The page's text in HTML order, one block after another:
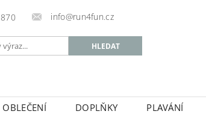
info@run4fun.cz
OBLEČENÍ DOPLŇKY PLAVÁNÍ